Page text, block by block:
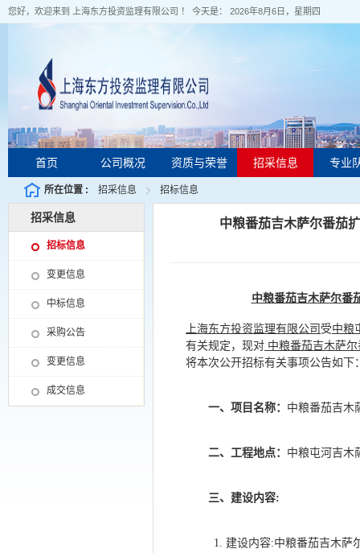
您好，欢迎来到 上海东方投资监理有限公司 ！ 今天是： 2026年8月6日，星期四
首页 公司概况 资质与荣誉 招采信息 专业
所在位置 : 招采信息 招标信息
中粮番茄吉木萨尔番茄
中粮番茄吉木萨尔番
上海东方投资监理有限公司 受中粮
有关规定，现对 中粮番茄吉木萨
将本次公开招标有关事项公告如下
一、项目名称： 中粮番茄吉木
二、工程地点： 中粮屯河吉木
三、建设内容:
1. 建设内容:中粮番茄吉木萨
招采信息
招标信息
变更信息
中标信息
采购公告
变更信息
成交信息